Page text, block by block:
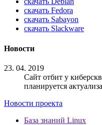
скачать Fedora
скачать Sabayon
скачать Slackware
Новости
23. 04. 2019
Сайт отбит у
планируется
Новости проекта
База знаний Linux